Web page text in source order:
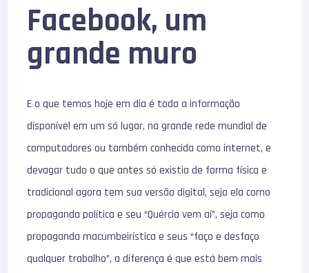
Facebook, um
grande muro
E o que temos hoje em dia é toda a informação
disponível em um só lugar, na grande rede mundial de
computadores ou também conhecida como internet, e
devagar tudo o que antes só existia de forma física e
tradicional agora tem sua versão digital, seja ela como
propaganda política e seu “Quércia vem aí”, seja como
propaganda macumbeirística e seus “faço e desfaço
qualquer trabalho”, a diferença é que está bem mais